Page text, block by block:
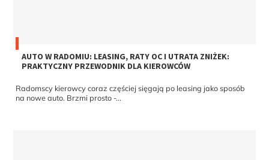
AUTO W RADOMIU: LEASING, RATY OC I UTRATA ZNIŻEK:
PRAKTYCZNY PRZEWODNIK DLA KIEROWCÓW
Radomscy kierowcy coraz częściej sięgają po leasing jako sposób
na nowe auto. Brzmi prosto -...